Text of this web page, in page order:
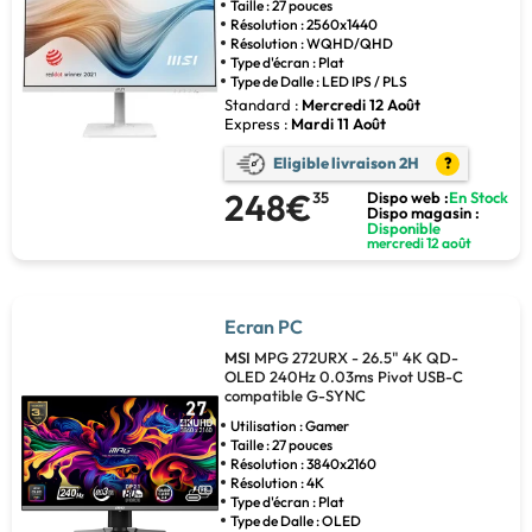
Taille : 27 pouces
Résolution : 2560x1440
Résolution : WQHD/QHD
Type d'écran : Plat
Type de Dalle : LED IPS / PLS
Standard : Mercredi 12 Août
Express : Mardi 11 Août
Eligible livraison 2H ?
248€35 Dispo web :En Stock
Dispo magasin :
Disponible
mercredi 12 août
Ecran PC
MSI MPG 272URX - 26.5" 4K QD-
OLED 240Hz 0.03ms Pivot USB-C
compatible G-SYNC
Utilisation : Gamer
Taille : 27 pouces
Résolution : 3840x2160
Résolution : 4K
Type d'écran : Plat
Type de Dalle : OLED